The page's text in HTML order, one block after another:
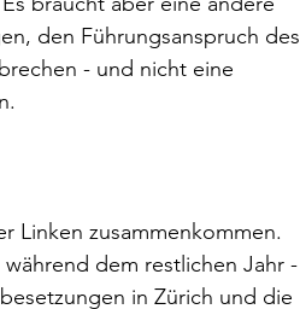
den Führungsanspruch des
- und nicht eine
Linken zusammenkommen.
dem restlichen Jahr -
in Zürich und die